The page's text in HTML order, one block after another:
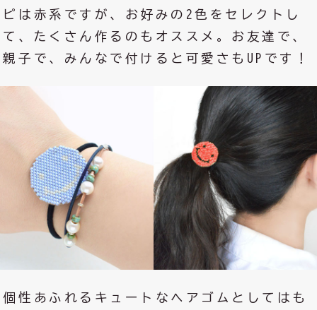
ピは赤系ですが、お好みの2色をセレクトし
て、たくさん作るのもオススメ。お友達で、
親子で、みんなで付けると可愛さもUPです！
個性あふれるキュートなヘアゴムとしてはも